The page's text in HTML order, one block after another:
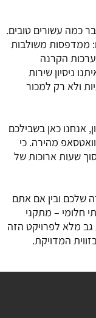
כמה עשורים טובים.
ממדפסות משולבות
הקרנה
ניסיון שירות
ולא רק למכור
אנחנו כאן בשבילכם
מהירה. כי
שעות ארוכות של
שלכם ובין אם אתם
חלומי – מתקני
מלא לפרויקט הזה
המדויקת.